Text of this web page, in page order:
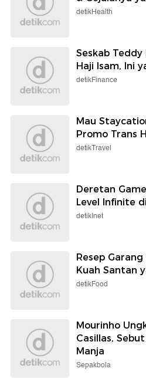
detikHealth
Seskab
Haji Isam, Ini
detikFinance
Mau
Promo Trans
detikTravel
Deretan
Level Infinite
detikInet
Resep
Kuah Santan
detikFood
Mourinho
Casillas,
Manja
Sepakbola